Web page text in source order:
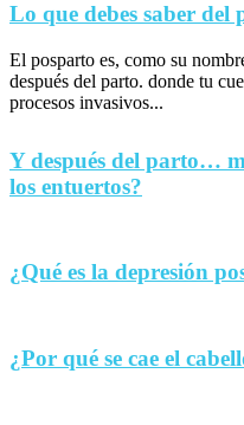
Lo que debes saber del
El posparto es, como su
después del parto. donde tu
procesos invasivos...
Y después del parto…
los entuertos?
¿Qué es la depresión
¿Por qué se cae el